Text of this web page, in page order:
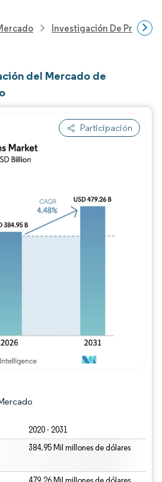
Investigación De
del Mercado de
Participación
2020 - 2031
384.95 Mil millones de dólares